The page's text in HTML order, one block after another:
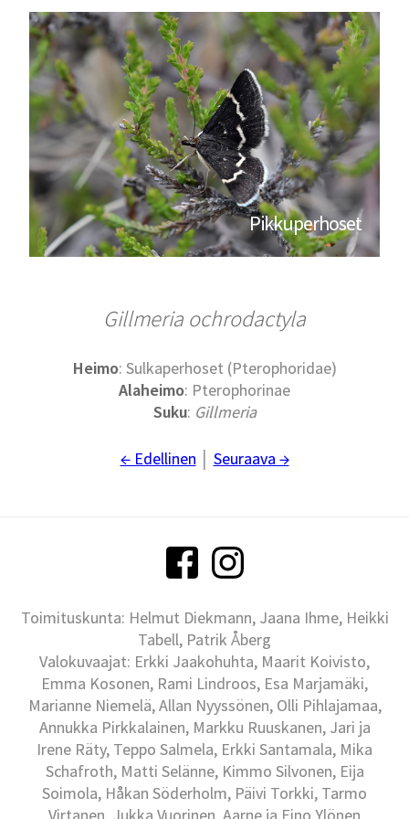
Pikkuperhoset
Gillmeria ochrodactyla
Heimo: Sulkaperhoset (Pterophoridae)
Alaheimo: Pterophorinae
Suku: Gillmeria
← Edellinen Seuraava →
Toimituskunta: Helmut Diekmann, Jaana Ihme, Heikki
Tabell, Patrik Åberg
Valokuvaajat: Erkki Jaakohuhta, Maarit Koivisto,
Emma Kosonen, Rami Lindroos, Esa Marjamäki,
Marianne Niemelä, Allan Nyyssönen, Olli Pihlajamaa,
Annukka Pirkkalainen, Markku Ruuskanen, Jari ja
Irene Räty, Teppo Salmela, Erkki Santamala, Mika
Schafroth, Matti Selänne, Kimmo Silvonen, Eija
Soimola, Håkan Söderholm, Päivi Torkki, Tarmo